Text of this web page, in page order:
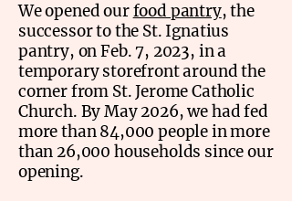
We opened ourfood pantry, the
successor to the St. Ignatius
pantry, on Feb. 7, 2023, in a
temporary storefront around the
corner from St. Jerome Catholic
Church. By May 2026, we had fed
more than 84,000 people in more
than 26,000 households since our
opening.